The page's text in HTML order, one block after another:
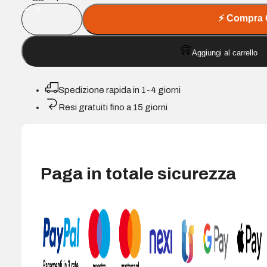
Disco
rigido
esterno
Samsung
T7
USB
⚡Compra
Aggiungi al carrello
Spedizione rapida in 1-4 giorni
Resi gratuiti fino a 15 giorni
Paga in totale sicurezza